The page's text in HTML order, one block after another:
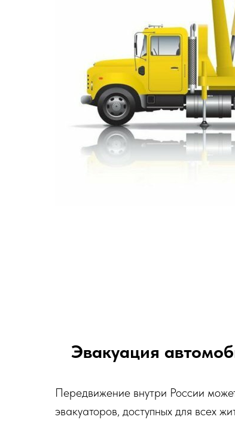
Эвакуация
Передвижение внутри России
эвакуаторов, доступных для всех